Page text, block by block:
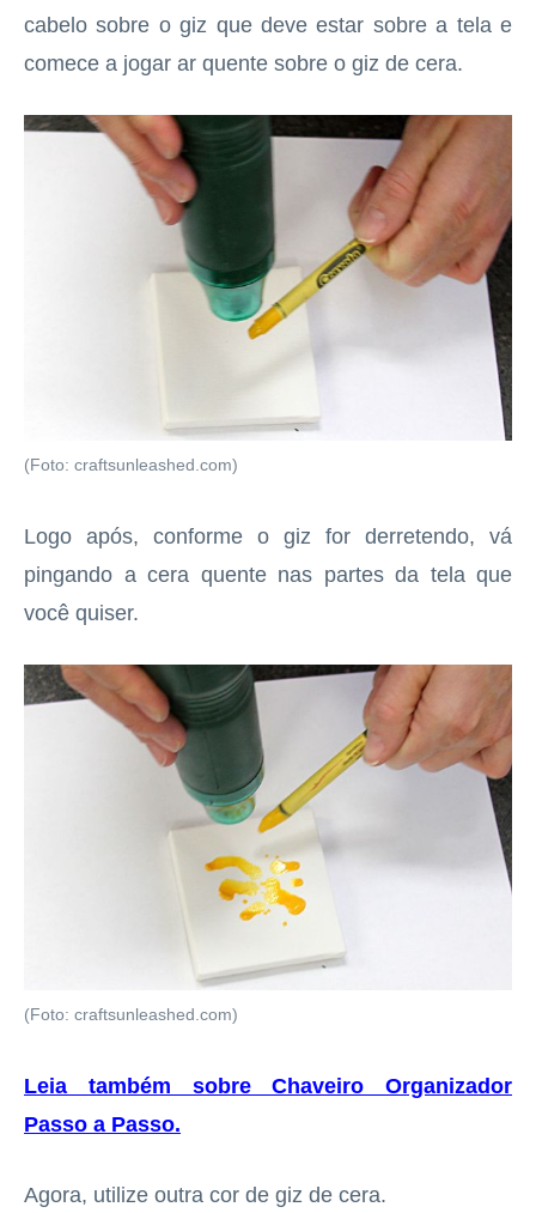
cabelo sobre o giz que deve estar sobre a tela e
comece a jogar ar quente sobre o giz de cera.
(Foto: craftsunleashed.com)
Logo após, conforme o giz for derretendo, vá
pingando a cera quente nas partes da tela que
você quiser.
(Foto: craftsunleashed.com)
Leia também sobre Chaveiro Organizador
Passo a Passo.
Agora, utilize outra cor de giz de cera.